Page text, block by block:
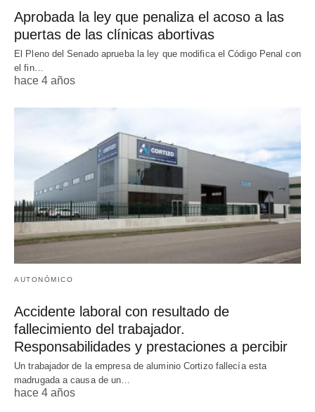
Aprobada la ley que penaliza el acoso a las
puertas de las clínicas abortivas
El Pleno del Senado aprueba la ley que modifica el Código Penal con
el fin…
hace 4 años
AUTONÓMICO
Accidente laboral con resultado de
fallecimiento del trabajador.
Responsabilidades y prestaciones a percibir
Un trabajador de la empresa de aluminio Cortizo fallecía esta
madrugada a causa de un…
hace 4 años